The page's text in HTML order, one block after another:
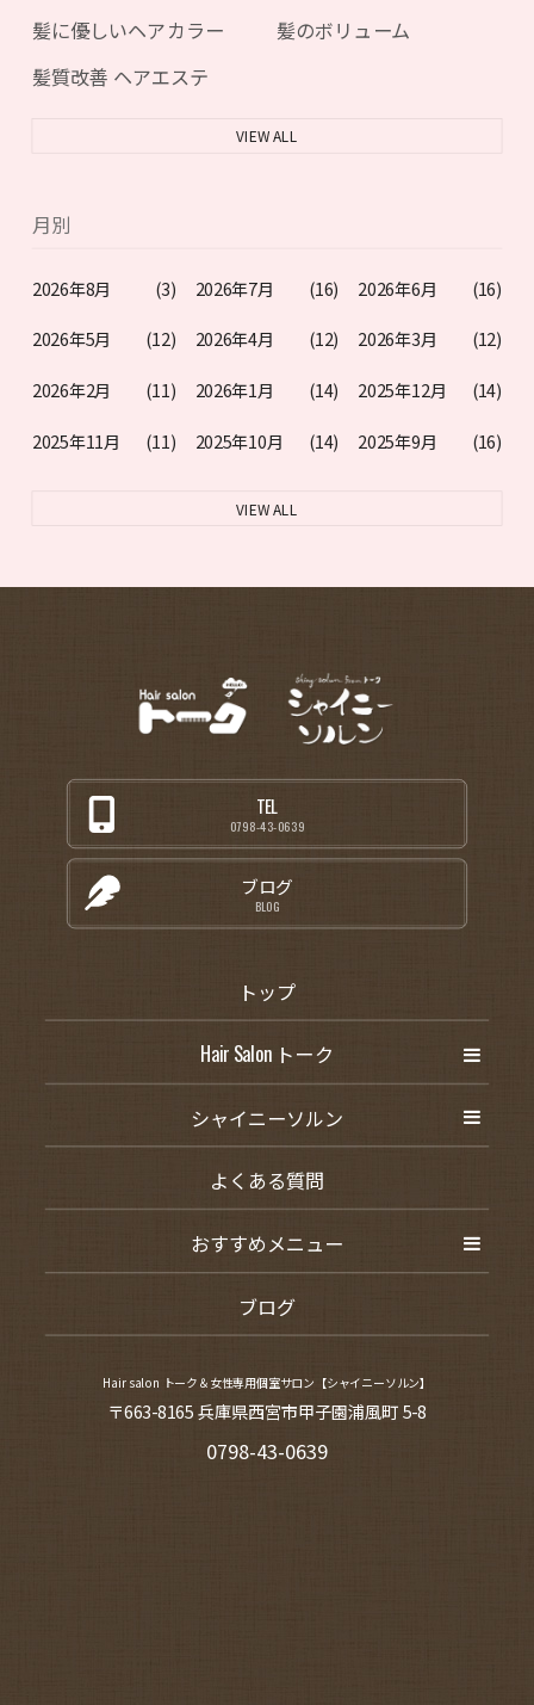
髪に優しいヘアカラー
髪のボリューム
髪質改善 ヘアエステ
VIEW ALL
月別
2026年8月 (3) 2026年7月 (16) 2026年6月 (16)
2026年5月 (12) 2026年4月 (12) 2026年3月 (12)
2026年2月 (11) 2026年1月 (14) 2025年12月 (14)
2025年11月 (11) 2025年10月 (14) 2025年9月 (16)
VIEW ALL
TEL
0798-43-0639
ブログ
BLOG
トップ
Hair Salon トーク
シャイニーソルン
よくある質問
おすすめメニュー
ブログ
Hair salon トーク＆女性専用個室サロン【シャイニーソルン】
〒663-8165 兵庫県西宮市甲子園浦風町 5-8
0798-43-0639